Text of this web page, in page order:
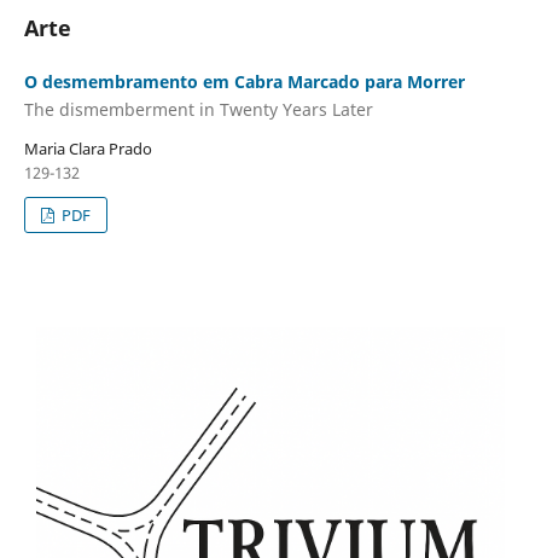
Arte
O desmembramento em Cabra Marcado para Morrer
The dismemberment in Twenty Years Later
Maria Clara Prado
129-132
PDF